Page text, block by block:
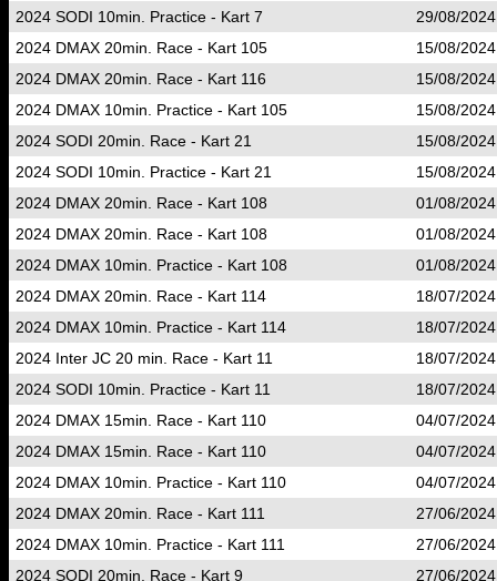
2024 SODI 10min. Practice - Kart 7
29/08/
2024 DMAX 20min. Race - Kart 105
15/08/
2024 DMAX 20min. Race - Kart 116
15/08/
2024 DMAX 10min. Practice - Kart 105
15/08/
2024 SODI 20min. Race - Kart 21
15/08/
2024 SODI 10min. Practice - Kart 21
15/08/
2024 DMAX 20min. Race - Kart 108
01/08/
2024 DMAX 20min. Race - Kart 108
01/08/
2024 DMAX 10min. Practice - Kart 108
01/08/
2024 DMAX 20min. Race - Kart 114
18/07/
2024 DMAX 10min. Practice - Kart 114
18/07/
2024 Inter JC 20 min. Race - Kart 11
18/07/
2024 SODI 10min. Practice - Kart 11
18/07/
2024 DMAX 15min. Race - Kart 110
04/07/
2024 DMAX 15min. Race - Kart 110
04/07/
2024 DMAX 10min. Practice - Kart 110
04/07/
2024 DMAX 20min. Race - Kart 111
27/06/
2024 DMAX 10min. Practice - Kart 111
27/06/
2024 SODI 20min. Race - Kart 9
27/06/